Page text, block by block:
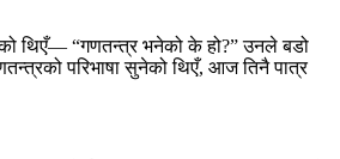
थिएँ— “गणतन्त्र भनेको के हो?” उनले बडो
परिभाषा सुनेको थिएँ, आज तिनै पात्र